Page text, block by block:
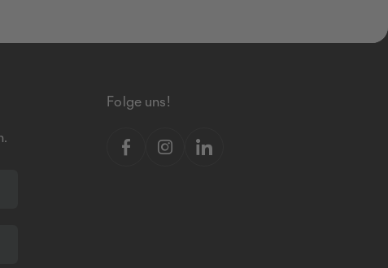
Folge uns!